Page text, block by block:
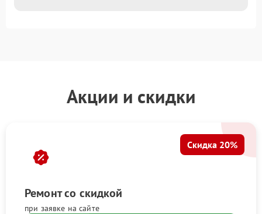
Акции и скидки
Ремонт со скидкой
при заявке на сайте
Скидка 20%